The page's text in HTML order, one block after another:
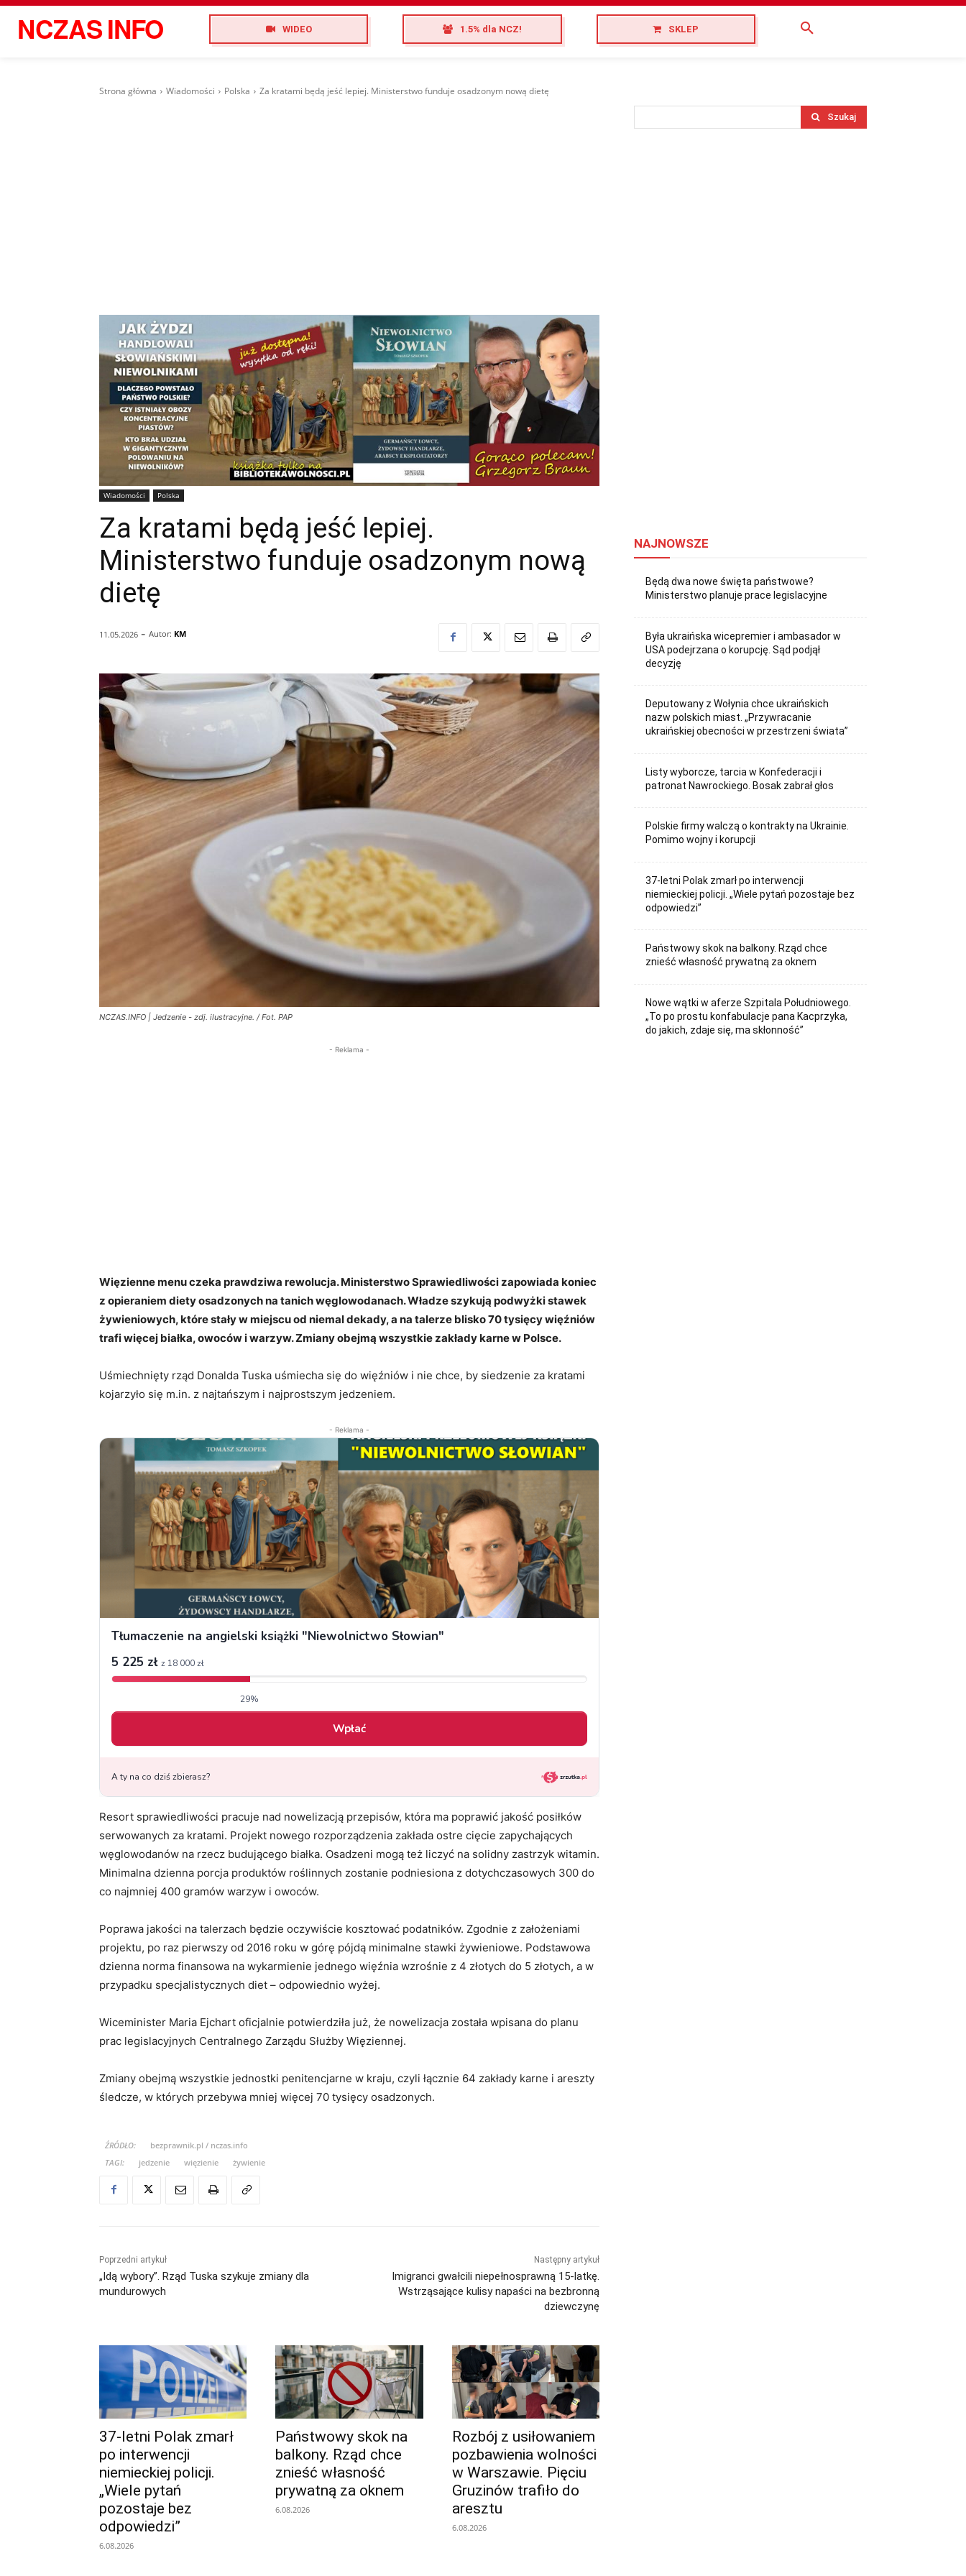
NCZASINFO WIDEO 1.5% dla NCZ! SKLEP
Strona główna Wiadomości Polska Za kratami będą jeść lepiej. Ministerstwo funduje osadzonym nową dietę
Wiadomości Polska
Za kratami będą jeść lepiej.
Ministerstwo funduje osadzonym nową
dietę
11.05.2026 - Autor: KM
NCZAS.INFO | Jedzenie - zdj. ilustracyjne. / Fot. PAP
- Reklama -
Więzienne menu czeka prawdziwa rewolucja. Ministerstwo Sprawiedliwości zapowiada koniec
z opieraniem diety osadzonych na tanich węglowodanach. Władze szykują podwyżki stawek
żywieniowych, które stały w miejscu od niemal dekady, a na talerze blisko 70 tysięcy więźniów
trafi więcej białka, owoców i warzyw. Zmiany obejmą wszystkie zakłady karne w Polsce.
Uśmiechnięty rząd Donalda Tuska uśmiecha się do więźniów i nie chce, by siedzenie za kratami
kojarzyło się m.in. z najtańszym i najprostszym jedzeniem.
- Reklama -
Resort sprawiedliwości pracuje nad nowelizacją przepisów, która ma poprawić jakość posiłków
serwowanych za kratami. Projekt nowego rozporządzenia zakłada ostre cięcie zapychających
węglowodanów na rzecz budującego białka. Osadzeni mogą też liczyć na solidny zastrzyk witamin.
Minimalna dzienna porcja produktów roślinnych zostanie podniesiona z dotychczasowych 300 do
co najmniej 400 gramów warzyw i owoców.
Poprawa jakości na talerzach będzie oczywiście kosztować podatników. Zgodnie z założeniami
projektu, po raz pierwszy od 2016 roku w górę pójdą minimalne stawki żywieniowe. Podstawowa
dzienna norma finansowa na wykarmienie jednego więźnia wzrośnie z 4 złotych do 5 złotych, a w
przypadku specjalistycznych diet – odpowiednio wyżej.
Wiceminister Maria Ejchart oficjalnie potwierdziła już, że nowelizacja została wpisana do planu
prac legislacyjnych Centralnego Zarządu Służby Więziennej.
Zmiany obejmą wszystkie jednostki penitencjarne w kraju, czyli łącznie 64 zakłady karne i areszty
śledcze, w których przebywa mniej więcej 70 tysięcy osadzonych.
ŹRÓDŁO:
bezprawnik.pl / nczas.info
TAGI:
jedzenie więzienie żywienie
Poprzedni artykuł
„Idą wybory”. Rząd Tuska szykuje zmiany dla
mundurowych
Następny artykuł
Imigranci gwałcili niepełnosprawną 15-latkę.
Wstrząsające kulisy napaści na bezbronną
dziewczynę
37-letni Polak zmarł
po interwencji
niemieckiej policji.
„Wiele pytań
pozostaje bez
odpowiedzi”
6.08.2026
Państwowy skok na
balkony. Rząd chce
znieść własność
prywatną za oknem
6.08.2026
Rozbój z usiłowaniem
pozbawienia wolności
w Warszawie. Pięciu
Gruzinów trafiło do
aresztu
6.08.2026
Szukaj
NAJNOWSZE
Będą dwa nowe święta państwowe?
Ministerstwo planuje prace legislacyjne
Była ukraińska wicepremier i ambasador w
USA podejrzana o korupcję. Sąd podjął
decyzję
Deputowany z Wołynia chce ukraińskich
nazw polskich miast. „Przywracanie
ukraińskiej obecności w przestrzeni świata”
Listy wyborcze, tarcia w Konfederacji i
patronat Nawrockiego. Bosak zabrał głos
Polskie firmy walczą o kontrakty na Ukrainie.
Pomimo wojny i korupcji
37-letni Polak zmarł po interwencji
niemieckiej policji. „Wiele pytań pozostaje bez
odpowiedzi”
Państwowy skok na balkony. Rząd chce
znieść własność prywatną za oknem
Nowe wątki w aferze Szpitala Południowego.
„To po prostu konfabulacje pana Kacprzyka,
do jakich, zdaje się, ma skłonność”